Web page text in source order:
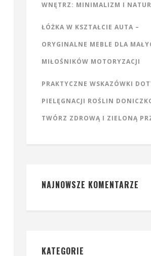
WNĘTRZ: MINIMALIZM I
ŁÓŻKA W KSZTAŁCIE AUTA –
ORYGINALNE MEBLE DLA
MIŁOŚNIKÓW MOTORYZACJI
PRAKTYCZNE WSKAZÓWKI
PIELĘGNACJI ROŚLIN
TWÓRZ ZDROWĄ I ZIELONĄ
NAJNOWSZE KOMENTARZE
KATEGORIE